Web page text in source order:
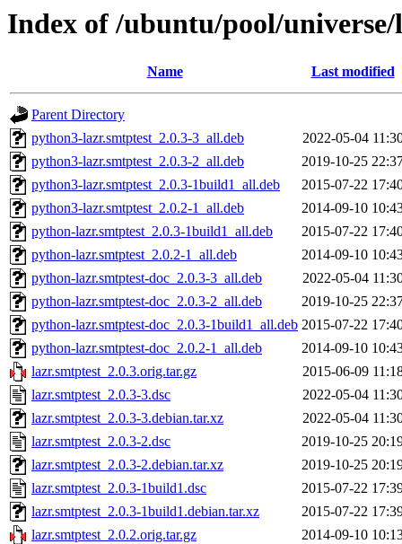
Index of /ubuntu/pool/
Name Last modified
Parent Directory
python3-lazr.smtptest_2.0.3-3_all.deb
2022-05-04
python3-lazr.smtptest_2.0.3-2_all.deb
2019-10-25
python3-lazr.smtptest_2.0.3-1build1_all.deb
2015-07-22
python3-lazr.smtptest_2.0.2-1_all.deb
2014-09-10
python-lazr.smtptest_2.0.3-1build1_all.deb
2015-07-22
python-lazr.smtptest_2.0.2-1_all.deb
2014-09-10
python-lazr.smtptest-doc_2.0.3-3_all.deb
2022-05-04
python-lazr.smtptest-doc_2.0.3-2_all.deb
2019-10-25
python-lazr.smtptest-doc_2.0.3-1build1_all.deb 2015-07-22
python-lazr.smtptest-doc_2.0.2-1_all.deb
2014-09-10
lazr.smtptest_2.0.3.orig.tar.gz
2015-06-09
lazr.smtptest_2.0.3-3.dsc
2022-05-04
lazr.smtptest_2.0.3-3.debian.tar.xz
2022-05-04
lazr.smtptest_2.0.3-2.dsc
2019-10-25
lazr.smtptest_2.0.3-2.debian.tar.xz
2019-10-25
lazr.smtptest_2.0.3-1build1.dsc
2015-07-22
lazr.smtptest_2.0.3-1build1.debian.tar.xz
2015-07-22
lazr.smtptest_2.0.2.orig.tar.gz
2014-09-10